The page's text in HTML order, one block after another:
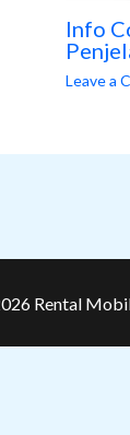
Info
Leave a
Rental